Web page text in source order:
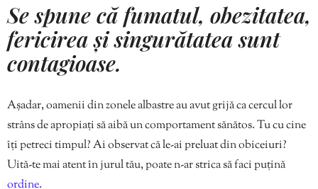
Se spune că fumatul, obezitatea,
fericirea și singurătatea sunt
contagioase.
Așadar, oamenii din zonele albastre au avut grijă ca cercul lor
strâns de apropiați să aibă un comportament sănătos. Tu cu cine
îți petreci timpul? Ai observat că le-ai preluat din obiceiuri?
Uită-te mai atent în jurul tău, poate n-ar strica să faci puțină
ordine.